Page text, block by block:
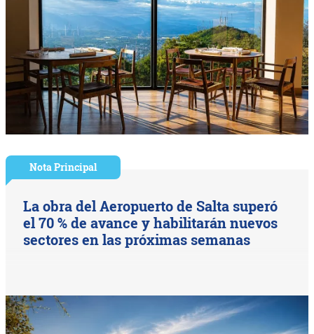
Nota Principal
La obra del Aeropuerto de Salta superó
el 70 % de avance y habilitarán nuevos
sectores en las próximas semanas